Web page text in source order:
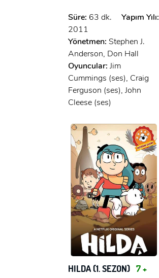
Süre: 63 dk.
Yapım Yılı:
2011
Yönetmen: Stephen J.
Anderson, Don Hall
Oyuncular: Jim
Cummings (ses), Craig
Ferguson (ses), John
Cleese (ses)
HILDA (1. SEZON) 7 +